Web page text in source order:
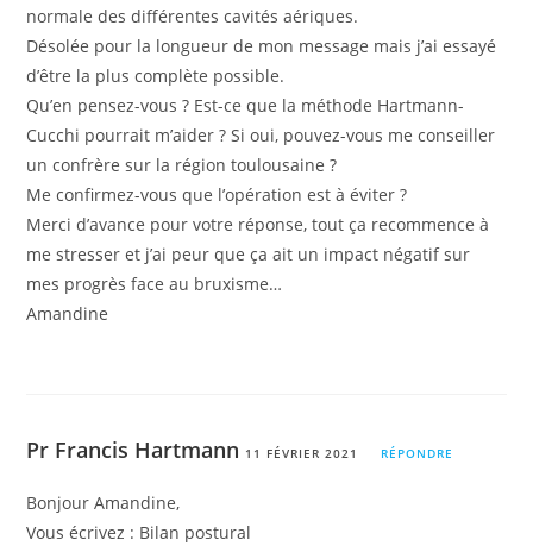
normale des différentes cavités aériques.
Désolée pour la longueur de mon message mais j’ai essayé
d’être la plus complète possible.
Qu’en pensez-vous ? Est-ce que la méthode Hartmann-
Cucchi pourrait m’aider ? Si oui, pouvez-vous me conseiller
un confrère sur la région toulousaine ?
Me confirmez-vous que l’opération est à éviter ?
Merci d’avance pour votre réponse, tout ça recommence à
me stresser et j’ai peur que ça ait un impact négatif sur
mes progrès face au bruxisme…
Amandine
Pr Francis Hartmann 11 FÉVRIER 2021 RÉPONDRE
Bonjour Amandine,
Vous écrivez : Bilan postural